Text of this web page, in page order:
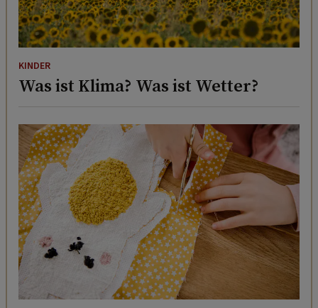
KINDER
Was ist Klima? Was ist Wetter?